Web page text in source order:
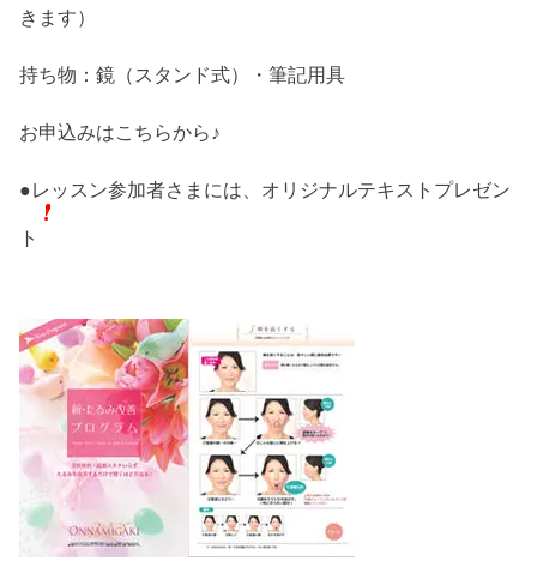
きます）
持ち物：鏡（スタンド式）・筆記用具
お申込みはこちらから♪
●レッスン参加者さまには、オリジナルテキストプレゼン
ト